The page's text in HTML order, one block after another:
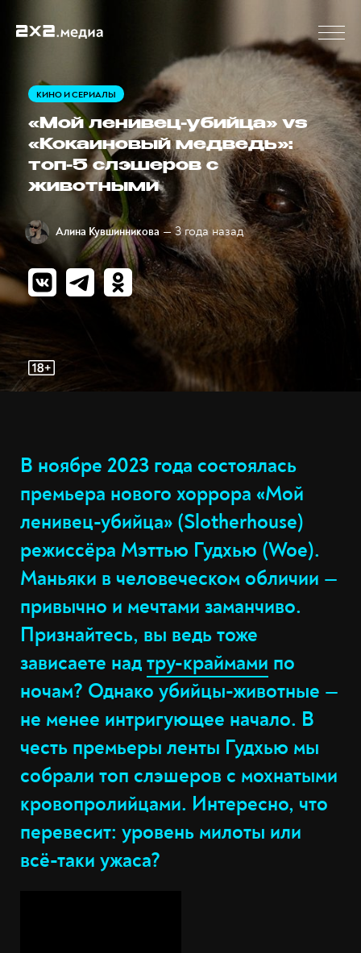
КИНО И СЕРИАЛЫ
«Мой ленивец-убийца» vs
«Кокаиновый медведь»:
топ-5 слэшеров с
животными
Алина Кувшинникова — 3 года назад
В ноябре 2023 года состоялась
премьера нового хоррора «Мой
ленивец-убийца» (Slotherhouse)
режиссёра Мэттью Гудхью (Woe).
Маньяки в человеческом обличии —
привычно и мечтами заманчиво.
Признайтесь, вы ведь тоже
зависаете надтру-краймами по
ночам? Однако убийцы-животные —
не менее интригующее начало. В
честь премьеры ленты Гудхью мы
собрали топ слэшеров с мохнатыми
кровопролийцами. Интересно, что
перевесит: уровень милоты или
всё-таки ужаса?